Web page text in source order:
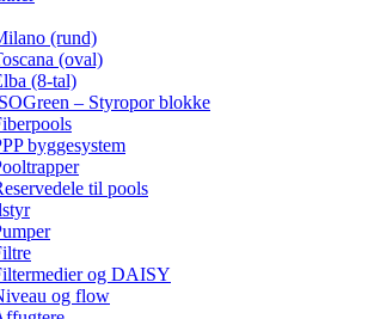
(rund)
(oval)
(8-tal)
– Styropor blokke
byggesystem
til pools
og DAISY
og flow